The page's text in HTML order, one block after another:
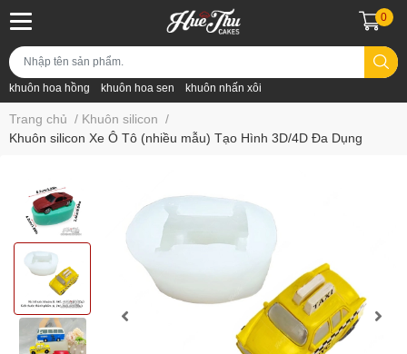
khuôn hoa hồng khuôn hoa sen khuôn nhấn xôi
0
Trang chủ / Khuôn silicon /
Khuôn silicon Xe Ô Tô (nhiều mẫu) Tạo Hình 3D/4D Đa Dụng